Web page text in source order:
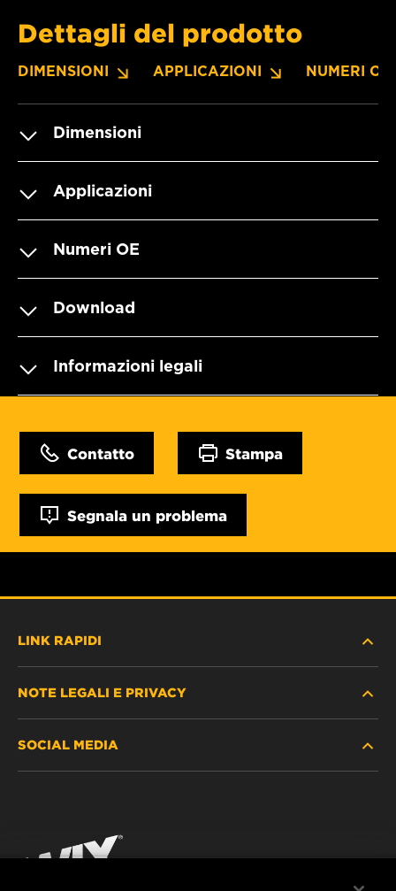
Dettagli del prodotto
DIMENSIONI APPLICAZIONI NUMERI OE
Dimensioni
Applicazioni
Numeri OE
Download
Informazioni legali
Contatto Stampa
Segnala un problema
LINK RAPIDI
DOVE ACQUISTARE
CONTATTACI
NOTE LEGALI E PRIVACY
IMPRESSUM
SOCIAL MEDIA
YouTube